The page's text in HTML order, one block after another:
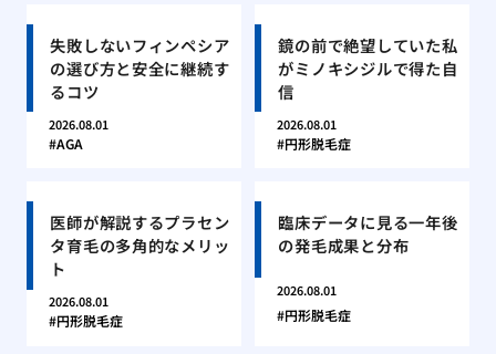
失敗しないフィンペシア
の選び方と安全に継続す
るコツ
2026.08.01
AGA
鏡の前で絶望していた私
がミノキシジルで得た自
信
2026.08.01
円形脱毛症
医師が解説するプラセン
タ育毛の多角的なメリッ
ト
2026.08.01
円形脱毛症
臨床データに見る一年後
の発毛成果と分布
2026.08.01
円形脱毛症